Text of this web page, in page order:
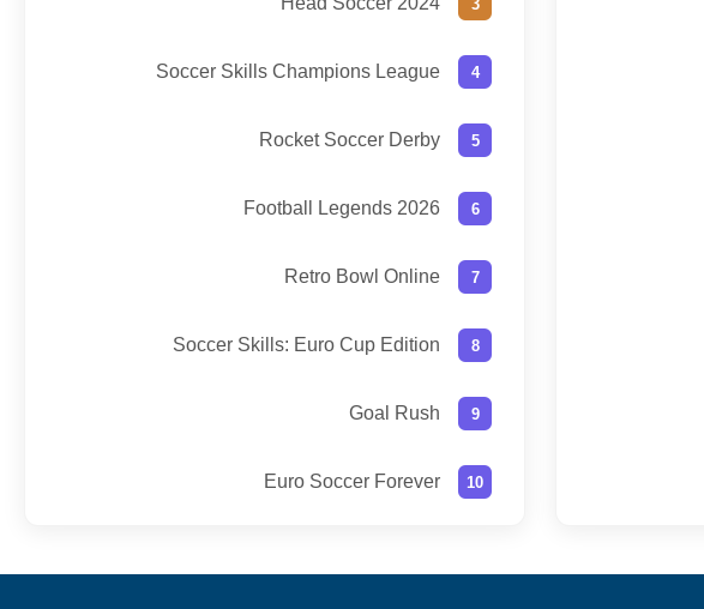
Soccer Skills Champions League
Rocket Soccer Derby
Football Legends 2026
Retro Bowl Online
Soccer Skills: Euro Cup Edition
Goal Rush
Euro Soccer Forever